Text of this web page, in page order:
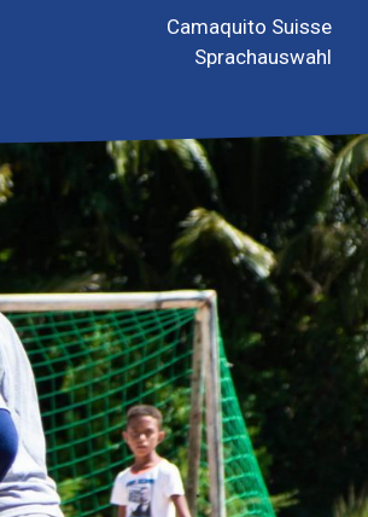
Camaquito Suisse
Sprachauswahl